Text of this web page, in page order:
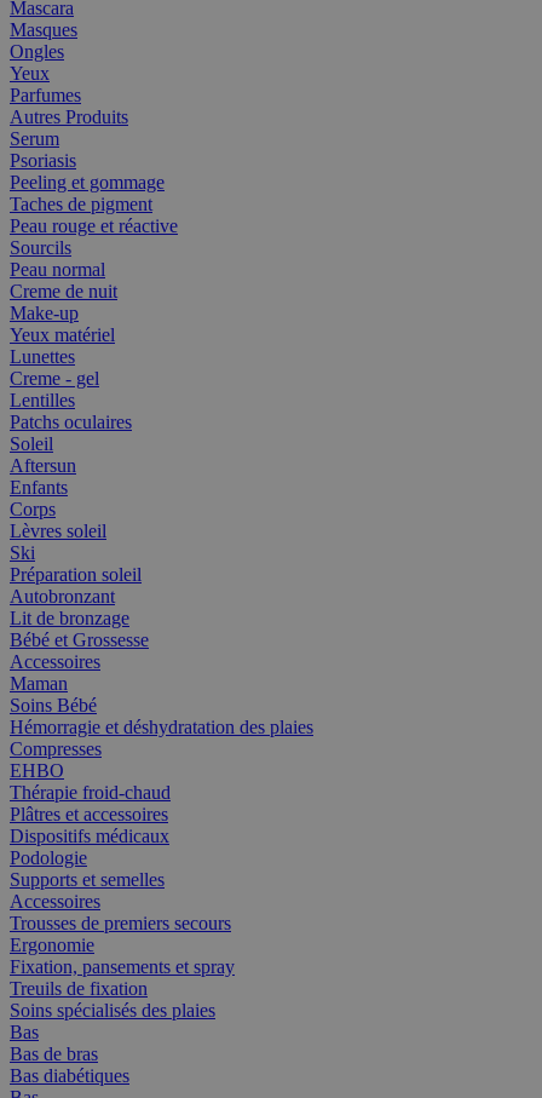
Mascara
Masques
Ongles
Yeux
Parfumes
Autres Produits
Serum
Psoriasis
Peeling et gommage
Taches de pigment
Peau rouge et réactive
Sourcils
Peau normal
Creme de nuit
Make-up
Yeux matériel
Lunettes
Creme - gel
Lentilles
Patchs oculaires
Soleil
Aftersun
Enfants
Corps
Lèvres soleil
Ski
Préparation soleil
Autobronzant
Lit de bronzage
Bébé et Grossesse
Accessoires
Maman
Soins Bébé
Hémorragie et déshydratation des plaies
Compresses
EHBO
Thérapie froid-chaud
Plâtres et accessoires
Dispositifs médicaux
Podologie
Supports et semelles
Accessoires
Trousses de premiers secours
Ergonomie
Fixation, pansements et spray
Treuils de fixation
Soins spécialisés des plaies
Bas
Bas de bras
Bas diabétiques